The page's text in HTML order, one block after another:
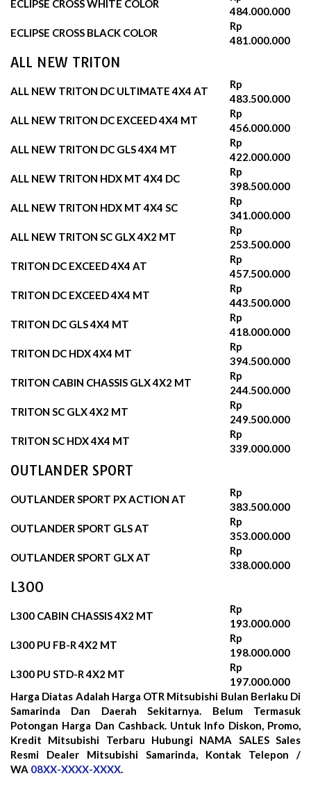
ECLIPSE CROSS WHITE COLOR
484.000.000
ECLIPSE CROSS BLACK COLOR
Rp
481.000.000
ALL NEW TRITON
ALL NEW TRITON DC ULTIMATE 4X4 AT
Rp
483.500.000
ALL NEW TRITON DC EXCEED 4X4 MT
Rp
456.000.000
ALL NEW TRITON DC GLS 4X4 MT
Rp
422.000.000
ALL NEW TRITON HDX MT 4X4 DC
Rp
398.500.000
ALL NEW TRITON HDX MT 4X4 SC
Rp
341.000.000
ALL NEW TRITON SC GLX 4X2 MT
Rp
253.500.000
TRITON DC EXCEED 4X4 AT
Rp
457.500.000
TRITON DC EXCEED 4X4 MT
Rp
443.500.000
TRITON DC GLS 4X4 MT
Rp
418.000.000
TRITON DC HDX 4X4 MT
Rp
394.500.000
TRITON CABIN CHASSIS GLX 4X2 MT
Rp
244.500.000
TRITON SC GLX 4X2 MT
Rp
249.500.000
TRITON SC HDX 4X4 MT
Rp
339.000.000
OUTLANDER SPORT
OUTLANDER SPORT PX ACTION AT
Rp
383.500.000
OUTLANDER SPORT GLS AT
Rp
353.000.000
OUTLANDER SPORT GLX AT
Rp
338.000.000
L300
L300 CABIN CHASSIS 4X2 MT
Rp
193.000.000
L300 PU FB-R 4X2 MT
Rp
198.000.000
L300 PU STD-R 4X2 MT
Rp
197.000.000
Harga Diatas Adalah Harga OTR Mitsubishi Bulan Berlaku Di
Samarinda Dan Daerah Sekitarnya. Belum Termasuk
Potongan Harga Dan Cashback. Untuk Info Diskon, Promo,
Kredit Mitsubishi Terbaru Hubungi NAMA SALES Sales
Resmi Dealer Mitsubishi Samarinda, Kontak Telepon /
WA 08XX-XXXX-XXXX.